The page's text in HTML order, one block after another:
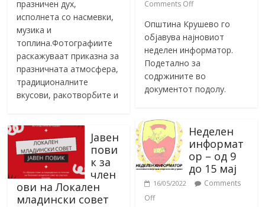
празничен дух,
исполнета со насмевки,
музика и
топлина.Фотографиите
раскажуваат приказна за
празничната атмосфера,
традиционалните
вкусови, ракотворбите и
Јавен
пови
к за
член
ови на Локален
младински совет
Comments Off
Општина Крушево го
објавува најновиот
неделен информатор.
Подетално за
содржините во
документот подолу.
Неделен
информат
ор – од 9
до 15 мај
16/05/2022
Comments
Off